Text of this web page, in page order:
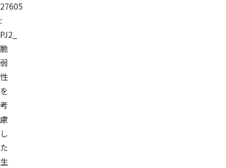
27605
:
PJ2_
脆
弱
性
を
考
慮
し
た
生